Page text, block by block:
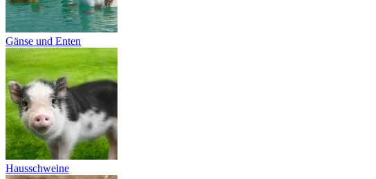
Gänse und Enten
Hausschweine